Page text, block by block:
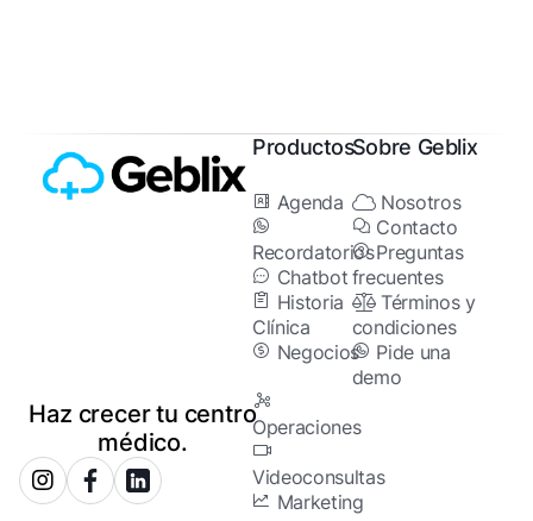
Haz crecer tu centro
médico.
Productos
Agenda
Recordatorios
Chatbot
Historia
Clínica
Negocios
Operaciones
Videoconsultas
Marketing
Sobre Geblix
Nosotros
Contacto
Preguntas
frecuentes
Términos y
condiciones
Pide una
demo